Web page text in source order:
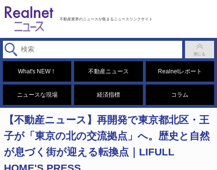
不動産業界のニュースが集まるニュースリンクサイト
What's NEW！ 不動産ニュース Realnetレポート
ニュースな現場 経済指標 コラム
【不動産ニュース】再開発で東京都北区・王
子が「東京の北の交流拠点」へ。歴史と自然
が息づく街が迎える転換点｜LIFULL
HOME'S PRESS